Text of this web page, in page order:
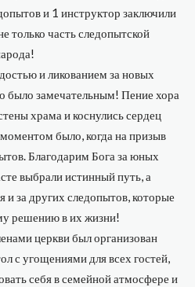
и 1 инструктор заключили
только часть следопытской
и ликованием за новых
было замечательным! Пение хора
храма и коснулись сердец
было, когда на призыв
Благодарим Бога за юных
выбрали истинный путь, а
за других следопытов, которые
решению в их жизни!
церкви был организован
с угощениями для всех гостей,
себя в семейной атмосфере и